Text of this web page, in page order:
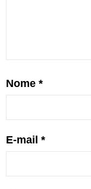
Nome *
E-mail *